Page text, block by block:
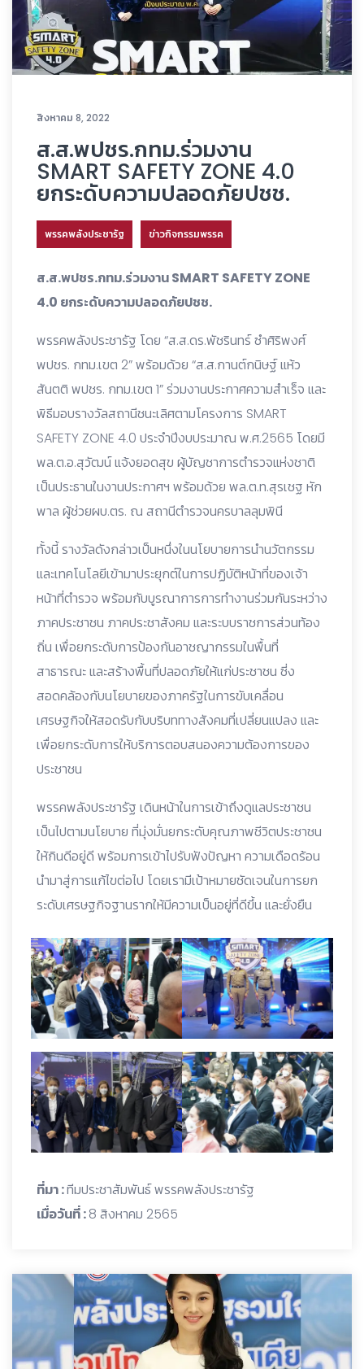
สิงหาคม 8, 2022
ส.ส.พปชร.กทม.ร่วมงาน
SMART SAFETY ZONE 4.0
ยกระดับความปลอดภัยปชช.
พรรคพลังประชารัฐ ข่าวกิจกรรมพรรค
ส.ส.พปชร.กทม.ร่วมงาน SMART SAFETY ZONE
4.0 ยกระดับความปลอดภัยปชช.
พรรคพลังประชารัฐ โดย “ส.ส.ดร.พัชรินทร์ ซำศิริพงศ์
พปชร. กทม.เขต 2” พร้อมด้วย “ส.ส.กานต์กนิษฐ์ แห้ว
สันตติ พปชร. กทม.เขต 1” ร่วมงานประกาศความสำเร็จ และ
พิธีมอบรางวัลสถานีชนะเลิศตามโครงการ SMART
SAFETY ZONE 4.0 ประจำปีงบประมาณ พ.ศ.2565 โดยมี
พล.ต.อ.สุวัฒน์ แจ้งยอดสุข ผู้บัญชาการตำรวจแห่งชาติ
เป็นประธานในงานประกาศฯ พร้อมด้วย พล.ต.ท.สุรเชฐ หัก
พาล ผู้ช่วยผบ.ตร. ณ สถานีตำรวจนครบาลลุมพินี
ทั้งนี้ รางวัลดังกล่าวเป็นหนึ่งในนโยบายการนำนวัตกรรม
และเทคโนโลยีเข้ามาประยุกต์ในการปฏิบัติหน้าที่ของเจ้า
หน้าที่ตำรวจ พร้อมกับบูรณาการการทำงานร่วมกันระหว่าง
ภาคประชาชน ภาคประชาสังคม และระบบราชการส่วนท้อง
ถิ่น เพื่อยกระดับการป้องกันอาชญากรรมในพื้นที่
สาธารณะ และสร้างพื้นที่ปลอดภัยให้แก่ประชาชน ซี่ง
สอดคล้องกับนโยบายของภาครัฐในการขับเคลื่อน
เศรษฐกิจให้สอดรับกับบริบททางสังคมที่เปลี่ยนแปลง และ
เพื่อยกระดับการให้บริการตอบสนองความต้องการของ
ประชาชน
พรรคพลังประชารัฐ เดินหน้าในการเข้าถึงดูแลประชาชน
เป็นไปตามนโยบาย ที่มุ่งมั่นยกระดับคุณภาพชีวิตประชาชน
ให้กินดีอยู่ดี พร้อมการเข้าไปรับฟังปัญหา ความเดือดร้อน
นำมาสู่การแก้ไขต่อไป โดยเรามีเป้าหมายชัดเจนในการยก
ระดับเศรษฐกิจฐานรากให้มีความเป็นอยู่ที่ดีขึ้น และยั่งยืน
ที่มา :ทีมประชาสัมพันธ์ พรรคพลังประชารัฐ
เมื่อวันที่ :8 สิงหาคม 2565